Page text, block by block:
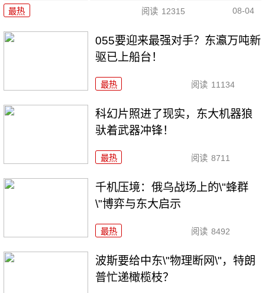
最热 阅读 12315 08-04
055要迎来最强对手？东瀛万吨新
驱已上船台！
最热 阅读 11134
科幻片照进了现实，东大机器狼
驮着武器冲锋！
最热 阅读 8711
千机压境：俄乌战场上的\"蜂群
\"博弈与东大启示
最热 阅读 8492
波斯要给中东\"物理断网\"，特朗
普忙递橄榄枝？